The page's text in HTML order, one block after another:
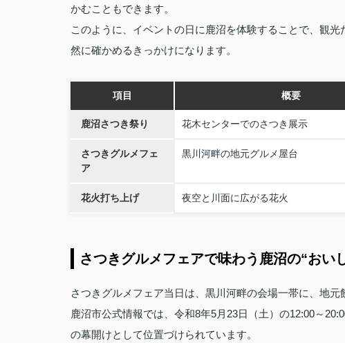
かむこともできます。
このように、イベントの日に鹿沼を体験することで、観
然に確かめるきっかけになります。
項目 概要
鹿沼さつき祭り 花木センターでのさつき展示
さつきグルメフェ
ア
黒川河畔の地元グルメ屋台
花火打ち上げ 夜空と川面に広がる花火
さつきグルメフェアで味わう鹿沼の“おい
さつきグルメフェア当日は、黒川河畔の会場一帯に、地
鹿沼市公式情報では、令和8年5月23日（土）の12:00～
の幕開けとして位置づけられています。